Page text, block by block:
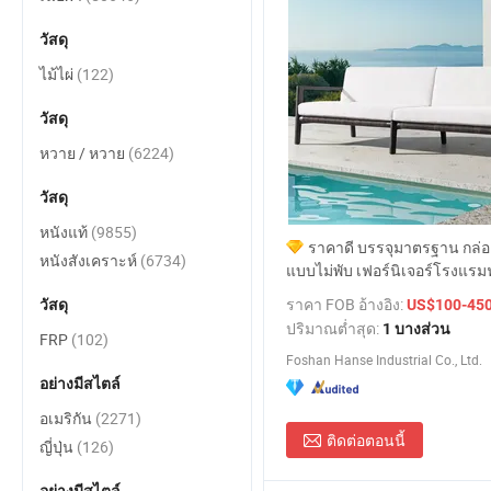
ราคาดี บรรจุมาตรฐาน กล่
แบบไม่พับ เฟอร์นิเจอร์โรงแร
เก้าอี้กลางแจ้ง โซฟา
ราคา FOB อ้างอิง:US$100-
ปริมาณต่ำสุด: 1 บางส่วน
Foshan Hanse Industrial Co., Ltd.
ติดต่อตอนนี้
วัสดุ
ไม้ไผ่ (122)
วัสดุ
หวาย / หวาย (6224)
วัสดุ
หนังแท้ (9855)
หนังสังเคราะห์ (6734)
วัสดุ
FRP (102)
อย่างมีสไตล์
อเมริกัน (2271)
ญี่ปุ่น (126)